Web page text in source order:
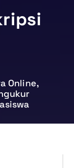
Online,